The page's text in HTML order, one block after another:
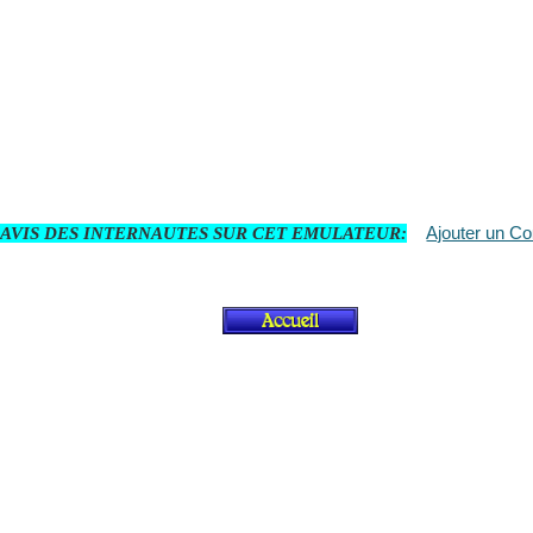
DES INTERNAUTES SUR CET EMULATEUR: Ajouter un